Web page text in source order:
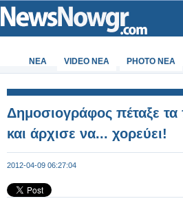
ΝΕΑ VIDEO NEA PHOTO NEA
Δημοσιογράφος πέταξε τα
και άρχισε να... χορεύει!
2012-04-09 06:27:04